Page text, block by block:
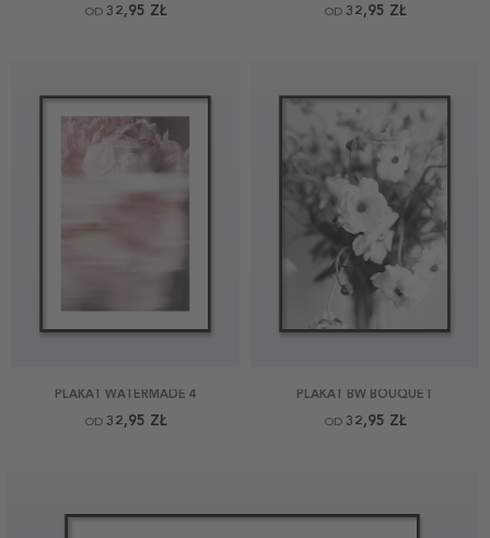
OD 32,95 ZŁ
OD 32,95 ZŁ
PLAKAT WATERMADE 4
OD 32,95 ZŁ
PLAKAT BW BOUQUET
OD 32,95 ZŁ